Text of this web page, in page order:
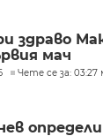
здраво
мач
Чете се за: 03:27